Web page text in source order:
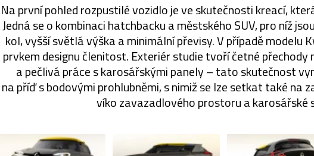
Na první pohled rozpustilé vozidlo je ve skutečnosti kreací,
Jedná se o kombinaci hatchbacku a městského SUV, pro níž
kol, vyšší světlá výška a minimální převisy. V případě modelu
prvkem designu členitost. Exteriér studie tvoří četné
a pečlivá práce s karosářskými panely – tato skutečnost
na příď s bodovými prohlubněmi, s nimiž se lze setkat také na
víko zavazadlového prostoru a karosářské